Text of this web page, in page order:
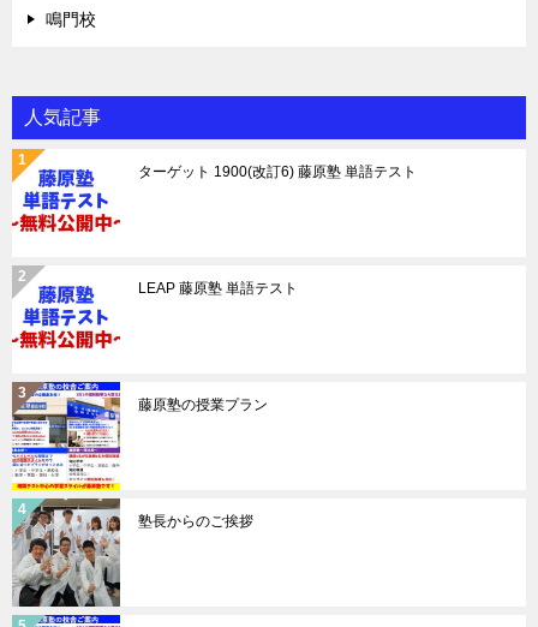
鳴門校
人気記事
ターゲット 1900(改訂6) 藤原塾 単語テスト
LEAP 藤原塾 単語テスト
藤原塾の授業プラン
塾長からのご挨拶